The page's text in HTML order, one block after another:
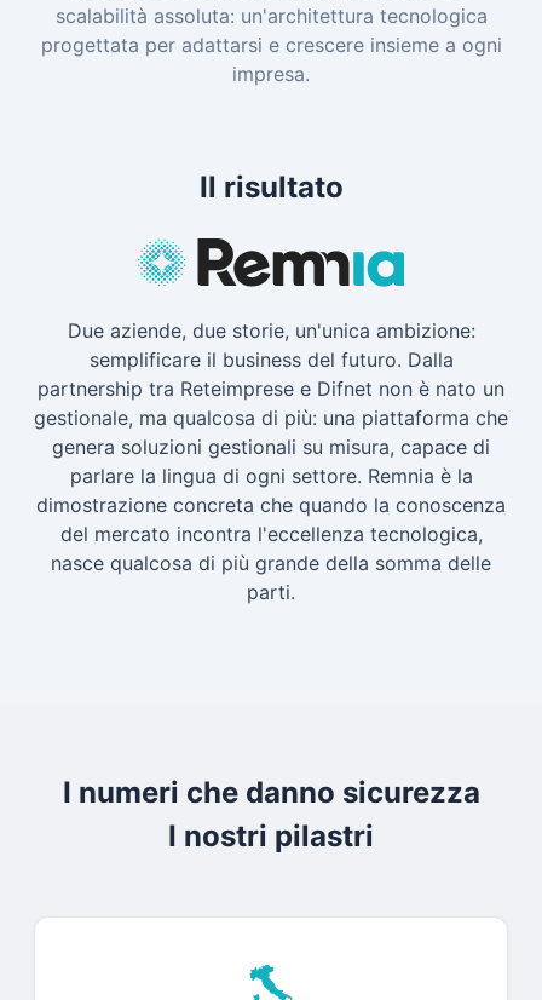
scalabilità assoluta: un'architettura tecnologica
progettata per adattarsi e crescere insieme a ogni
impresa.
Il risultato
Due aziende, due storie, un'unica ambizione:
semplificare il business del futuro. Dalla
partnership tra Reteimprese e Difnet non è nato un
gestionale, ma qualcosa di più: una piattaforma che
genera soluzioni gestionali su misura, capace di
parlare la lingua di ogni settore. Remnia è la
dimostrazione concreta che quando la conoscenza
del mercato incontra l'eccellenza tecnologica,
nasce qualcosa di più grande della somma delle
parti.
I numeri che danno sicurezza
I nostri pilastri